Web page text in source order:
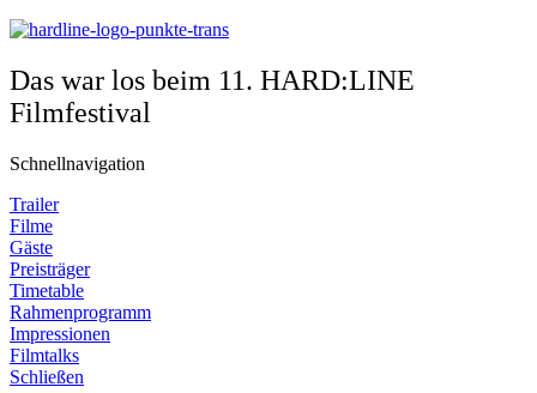
Das war los beim 11. HARD:LINE
Filmfestival
Schnellnavigation
Trailer
Filme
Gäste
Preisträger
Timetable
Rahmenprogramm
Impressionen
Filmtalks
Schließen